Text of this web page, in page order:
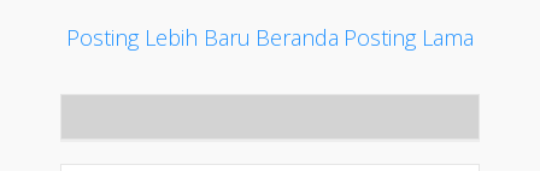
Posting Lebih Baru Posting Lama
Beranda